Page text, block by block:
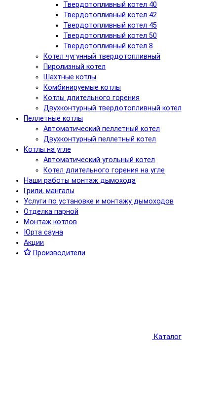
Твердотопливный котел 40
Твердотопливный котел 42
Твердотопливный котел 45
Твердотопливный котел 50
Твердотопливный котел 8
Котел чугунный твердотопливный
Пиролизный котел
Шахтные котлы
Комбинируемые котлы
Котлы длительного горения
Двухконтурный твердотопливный котел
Пеллетные котлы
Автоматический пеллетный котел
Двухконтурный пеллетный котел
Котлы на угле
Автоматический угольный котел
Котел длительного горения на угле
Наши работы монтаж дымохода
Грили, мангалы
Услуги по установке и монтажу дымоходов
Отделка парной
Монтаж котлов
Юрта сауна
Акции
Производители
Каталог